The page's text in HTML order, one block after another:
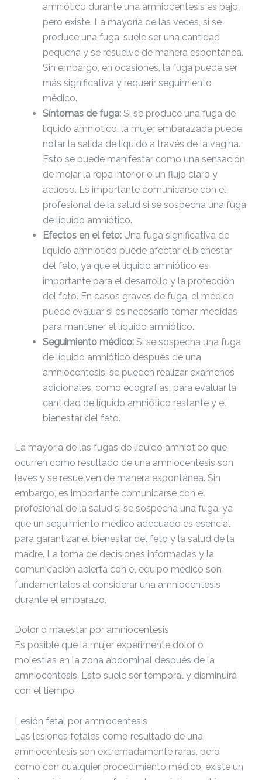
amniótico durante una amniocentesis es bajo,
pero existe. La mayoría de las veces, si se
produce una fuga, suele ser una cantidad
pequeña y se resuelve de manera espontánea.
Sin embargo, en ocasiones, la fuga puede ser
más significativa y requerir seguimiento
médico.
Síntomas de fuga:Si se produce una fuga de
líquido amniótico, la mujer embarazada puede
notar la salida de líquido a través de la vagina.
Esto se puede manifestar como una sensación
de mojar la ropa interior o un flujo claro y
acuoso. Es importante comunicarse con el
profesional de la salud si se sospecha una fuga
de líquido amniótico.
Efectos en el feto:Una fuga significativa de
líquido amniótico puede afectar el bienestar
del feto, ya que el líquido amniótico es
importante para el desarrollo y la protección
del feto. En casos graves de fuga, el médico
puede evaluar si es necesario tomar medidas
para mantener el líquido amniótico.
Seguimiento médico:Si se sospecha una fuga
de líquido amniótico después de una
amniocentesis, se pueden realizar exámenes
adicionales, como ecografías, para evaluar la
cantidad de líquido amniótico restante y el
bienestar del feto.
La mayoría de las fugas de líquido amniótico que
ocurren como resultado de una amniocentesis son
leves y se resuelven de manera espontánea. Sin
embargo, es importante comunicarse con el
profesional de la salud si se sospecha una fuga, ya
que un seguimiento médico adecuado es esencial
para garantizar el bienestar del feto y la salud de la
madre. La toma de decisiones informadas y la
comunicación abierta con el equipo médico son
fundamentales al considerar una amniocentesis
durante el embarazo.
Dolor o malestar por amniocentesis
Es posible que la mujer experimente dolor o
molestias en la zona abdominal después de la
amniocentesis. Esto suele ser temporal y disminuirá
con el tiempo.
Lesión fetal por amniocentesis
Las lesiones fetales como resultado de una
amniocentesis son extremadamente raras, pero
como con cualquier procedimiento médico, existe un